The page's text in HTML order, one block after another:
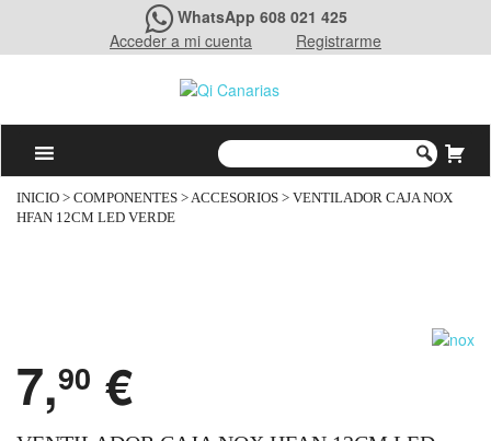
WhatsApp 608 021 425
Acceder a mi cuenta
Registrarme
INICIO > COMPONENTES >ACCESORIOS > VENTILADOR CAJA NOX
HFAN 12CM LED VERDE
7,90 €